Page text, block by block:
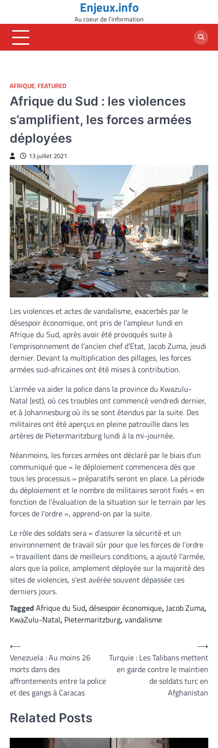
content
Enjeux.info
Au coeur de l'information
AFRIQUE, FEATURED
Afrique du Sud : les violences
s’amplifient, les forces armées
déployées
13 juillet 2021
Les violences et actes de vandalisme, exacerbés par le
désespoir économique, ont pris de l’ampleur lundi en
Afrique du Sud, après avoir été provoqués suite à
l’emprisonnement de l’ancien chef d’Etat, Jacob Zuma, jeudi
dernier. Devant la multiplication des pillages, les forces
armées sud-africaines ont été mises à contribution.
L’armée va aider la police dans la province du Kwazulu-
Natal (est), où ces troubles ont commencé vendredi dernier,
et à Johannesburg où ils se sont étendus par la suite. Des
militaires ont été aperçus en pleine patrouille dans les
artères de Pietermaritzburg lundi à la mi-journée.
Néanmoins, les forces armées ont déclaré par le biais d’un
communiqué que « le déploiement commencera dès que
tous les processus » préparatifs seront en place. La période
du déploiement et le nombre de militaires seront fixés « en
fonction de l’évaluation de la situation sur le terrain par les
forces de l’ordre », apprend-on par la suite.
Le rôle des soldats sera « d’assurer la sécurité et un
environnement de travail sûr pour que les forces de l’ordre
» travaillent dans de meilleurs conditions, a ajouté l’armée,
alors que la police, amplement déployée sur la majorité des
sites de violences, s’est avérée souvent dépassée ces
derniers jours.
Tagged Afrique du Sud,désespoir économique,Jacob Zuma,
KwaZulu-Natal, Pietermaritzburg,vandalisme
Navigation
de
l’article
⟵
Venezuela : Au moins 26
morts dans des
affrontements entre la police
et des gangs à Caracas
Turquie : Les Talibans mettent
en garde contre le maintien
de soldats turc en
Afghanistan
⟶
Related Posts